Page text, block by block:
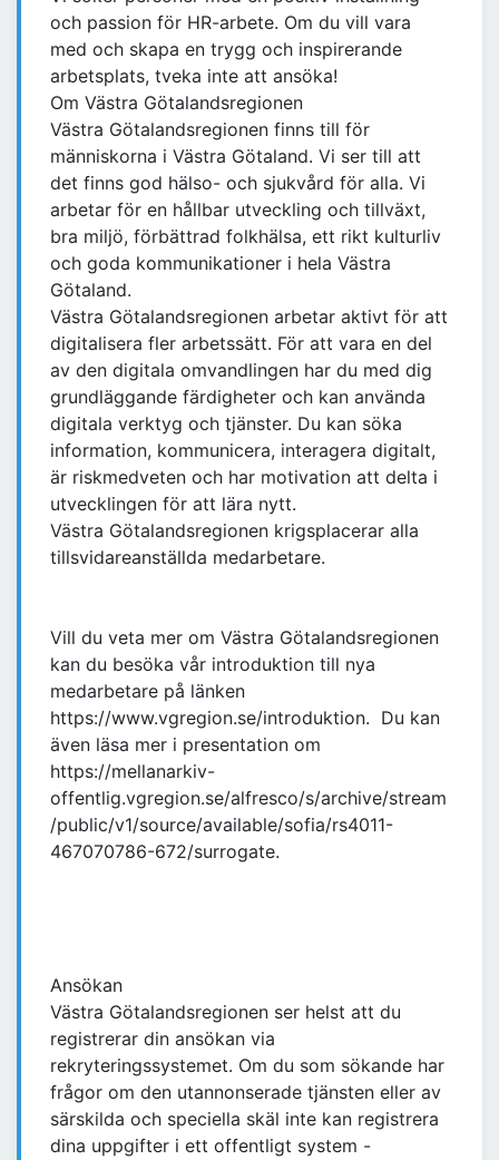
och passion för HR-arbete. Om du vill vara
med och skapa en trygg och inspirerande
arbetsplats, tveka inte att ansöka!
Om Västra Götalandsregionen
Västra Götalandsregionen finns till för
människorna i Västra Götaland. Vi ser till att
det finns god hälso- och sjukvård för alla. Vi
arbetar för en hållbar utveckling och tillväxt,
bra miljö, förbättrad folkhälsa, ett rikt kulturliv
och goda kommunikationer i hela Västra
Götaland.
Västra Götalandsregionen arbetar aktivt för att
digitalisera fler arbetssätt. För att vara en del
av den digitala omvandlingen har du med dig
grundläggande färdigheter och kan använda
digitala verktyg och tjänster. Du kan söka
information, kommunicera, interagera digitalt,
är riskmedveten och har motivation att delta i
utvecklingen för att lära nytt.
Västra Götalandsregionen krigsplacerar alla
tillsvidareanställda medarbetare.
Vill du veta mer om Västra Götalandsregionen
kan du besöka vår introduktion till nya
medarbetare på länken
https://www.vgregion.se/introduktion. Du kan
även läsa mer i presentation om
https://mellanarkiv-
offentlig.vgregion.se/alfresco/s/archive/stream
/public/v1/source/available/sofia/rs4011-
467070786-672/surrogate.
Ansökan
Västra Götalandsregionen ser helst att du
registrerar din ansökan via
rekryteringssystemet. Om du som sökande har
frågor om den utannonserade tjänsten eller av
särskilda och speciella skäl inte kan registrera
dina uppgifter i ett offentligt system -